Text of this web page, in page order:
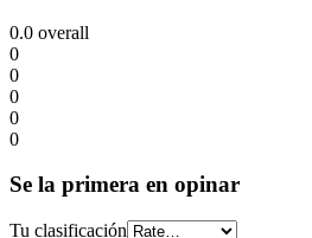
0.0 overall
0
0
0
0
0
Se la primera en opinar
Tu clasificación